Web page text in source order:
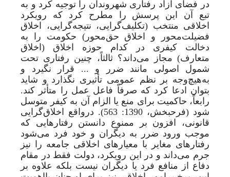
در فضای آزاد رفتاری شهروندان را توجیه کرد و به
تبع آن این پرسش را مطرح کرد که رویکرد
اخلاقی منتخب (تکلیف‌گرایی، نتیجه‌گرایی، اخلاق
فضیلت‌محور و اخلاق حق‌محور) حکومت را به
دخالت کیفری در کدام حوزه اخلاق (اخلاق
متعارف) مجاز می‌داند؟ ثالثاً، چنین رفتاری تحت
شمول اصولی مانند ضرر و ... قرار نگیرد و
به‌هیچ‌وجه بر نظم عمومی تأثیری نگذارد و شاید
بتوان ادعا کرد که صرفاً فاعل عمل را متأثر کند.
رابعاً، حاکمیت برای منع یا الزام آن به کیفر متوسل
شود (فرحبخش، 1390: 563). در‌واقع اخلاق‌گرایی
قانونی، افزون بر ممنوع دانستن رفتارهایی که
موجب ورود ضرر به دیگران و خود فرد می‌شود
رفتارهای مغایر با معیارهای اخلاقی جامعه را نیز
جرم می‌داند و در این رویکرد، دولت فقط در مقام
دفاع از منافع فرد یا دیگران نیست بلکه علاوه بر